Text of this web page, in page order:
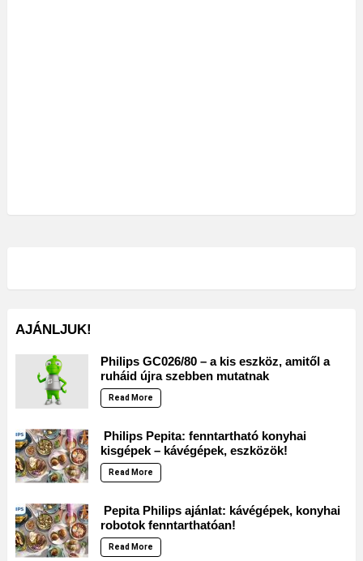
AJÁNLJUK!
Philips GC026/80 – a kis eszköz, amitől a
ruháid újra szebben mutatnak
Read More
Philips Pepita: fenntartható konyhai
kisgépek – kávégépek, eszközök!
Read More
Pepita Philips ajánlat: kávégépek, konyhai
robotok fenntarthatóan!
Read More